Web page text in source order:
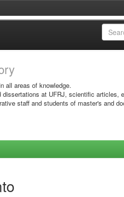
all areas of knowledge.
at UFRJ, scientific articles,
staff and students of master's and